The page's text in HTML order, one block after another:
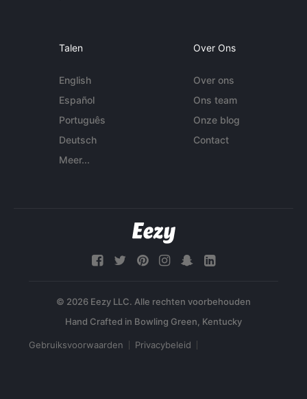
Talen
English
Español
Português
Deutsch
Meer...
Over Ons
Over ons
Ons team
Onze blog
Contact
© 2026 Eezy LLC. Alle rechten voorbehouden
Gebruiksvoorwaarden Privacybeleid